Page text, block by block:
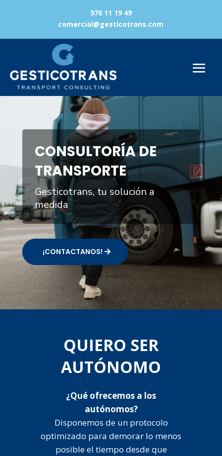
976 11 19 49
comercial@gesticotrans.com
CONSULTORÍA DE
TRANSPORTE
Gesticotrans, tu solución a
medida
¡CONTACTANOS!
QUIERO SER
AUTÓNOMO
¿Qué ofrecemos a los
autónomos?
Disponemos de un protocolo
optimizado para demorar lo menos
posible el tiempo desde que